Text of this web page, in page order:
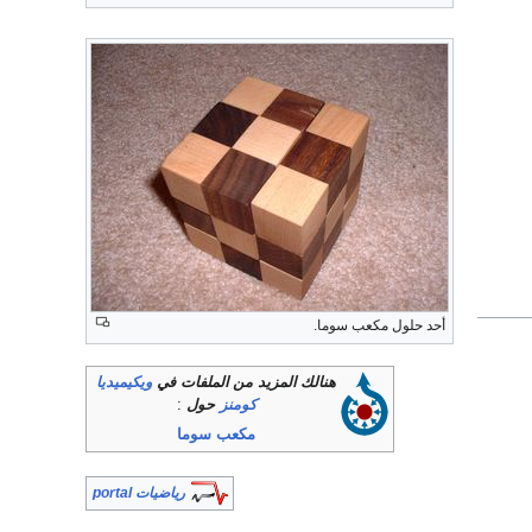
أحد حلول مكعب سوما.
هنالك المزيد من الملفات في ويكيميديا
كومنز حول :
مكعب سوما
رياضيات portal